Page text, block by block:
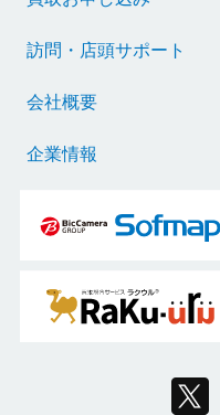
訪問・店頭サポート
会社概要
企業情報